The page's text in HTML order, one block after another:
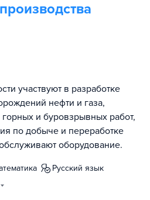
участвуют в разработке
нефти и газа,
и буровзрывных работ,
по добыче и переработке
оборудование.
русский язык